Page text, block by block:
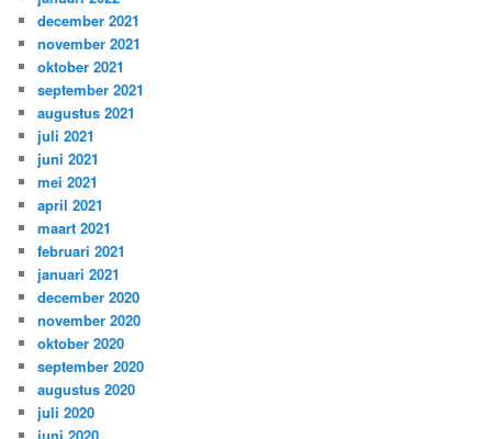
december 2021
november 2021
oktober 2021
september 2021
augustus 2021
juli 2021
juni 2021
mei 2021
april 2021
maart 2021
februari 2021
januari 2021
december 2020
november 2020
oktober 2020
september 2020
augustus 2020
juli 2020